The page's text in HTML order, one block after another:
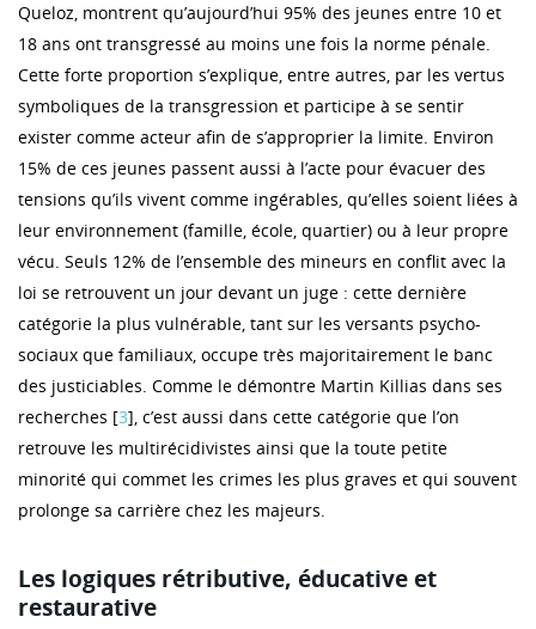
Queloz, montrent qu’aujourd’hui 95% des jeunes entre 10 et
18 ans ont transgressé au moins une fois la norme pénale.
Cette forte proportion s’explique, entre autres, par les vertus
symboliques de la transgression et participe à se sentir
exister comme acteur afin de s’approprier la limite. Environ
15% de ces jeunes passent aussi à l’acte pour évacuer des
tensions qu’ils vivent comme ingérables, qu’elles soient liées à
leur environnement (famille, école, quartier) ou à leur propre
vécu. Seuls 12% de l’ensemble des mineurs en conflit avec la
loi se retrouvent un jour devant un juge : cette dernière
catégorie la plus vulnérable, tant sur les versants psycho-
sociaux que familiaux, occupe très majoritairement le banc
des justiciables. Comme le démontre Martin Killias dans ses
recherches [3], c’est aussi dans cette catégorie que l’on
retrouve les multirécidivistes ainsi que la toute petite
minorité qui commet les crimes les plus graves et qui souvent
prolonge sa carrière chez les majeurs.
Les logiques rétributive, éducative et
restaurative